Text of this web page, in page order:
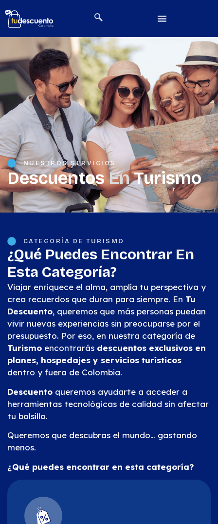
NUESTROS SERVICIOS
DescuentosEnTurismo
CATEGORÍA DE TURISMO
¿Qué Puedes Encontrar En
Esta Categoría?
Viajar enriquece el alma, amplía tu perspectiva y
crea recuerdos que duran para siempre. En Tu
Descuento, queremos que más personas puedan
vivir nuevas experiencias sin preocuparse por el
presupuesto. Por eso, en nuestra categoría de
Turismo encontrarás descuentos exclusivos en
planes, hospedajes y servicios turísticos
dentro y fuera de Colombia.
Descuento queremos ayudarte a acceder a
herramientas tecnológicas de calidad sin afectar
tu bolsillo.
Queremos que descubras el mundo… gastando
menos.
¿Qué puedes encontrar en esta categoría?